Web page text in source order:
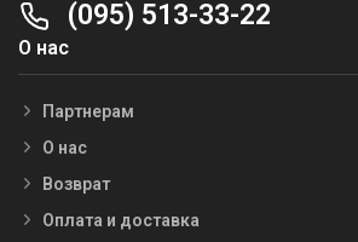
(095) 513-33-22
О нас
Партнерам
О нас
Возврат
Оплата и доставка